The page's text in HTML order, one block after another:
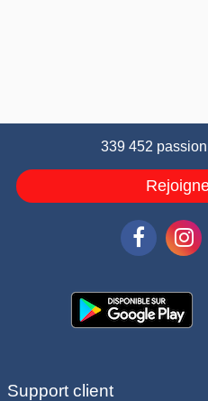
339 452
Support client